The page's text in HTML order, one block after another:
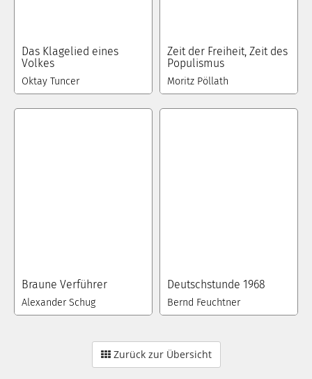
Das Klagelied eines
Volkes
Oktay Tuncer
Zeit der Freiheit, Zeit des
Populismus
Moritz Pöllath
Braune Verführer
Alexander Schug
Deutschstunde 1968
Bernd Feuchtner
Zurück zur Übersicht